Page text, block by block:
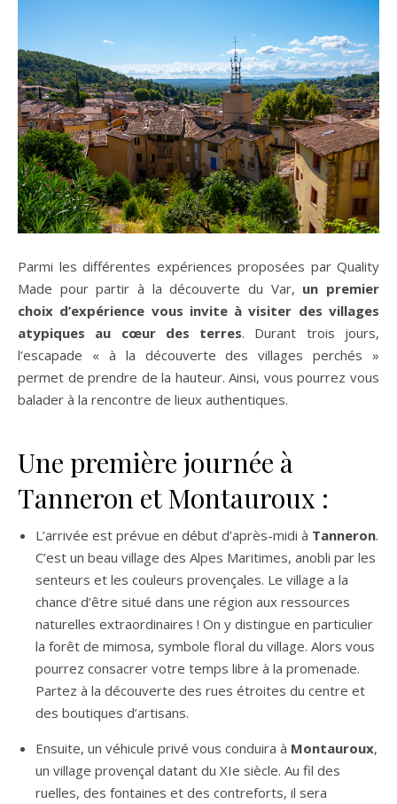
Parmi les différentes expériences proposées par Quality
Made pour partir à la découverte du Var, un premier
choix d’expérience vous invite à visiter des villages
atypiques au cœur des terres. Durant trois jours,
l’escapade « à la découverte des villages perchés »
permet de prendre de la hauteur. Ainsi, vous pourrez vous
balader à la rencontre de lieux authentiques.
Une première journée à
Tanneron et Montauroux :
L’arrivée est prévue en début d’après-midi à Tanneron.
C’est un beau village des Alpes Maritimes, anobli par les
senteurs et les couleurs provençales. Le village a la
chance d’être situé dans une région aux ressources
naturelles extraordinaires ! On y distingue en particulier
la forêt de mimosa, symbole floral du village. Alors vous
pourrez consacrer votre temps libre à la promenade.
Partez à la découverte des rues étroites du centre et
des boutiques d’artisans.
Ensuite, un véhicule privé vous conduira à Montauroux,
un village provençal datant du XIe siècle. Au fil des
ruelles, des fontaines et des contreforts, il sera